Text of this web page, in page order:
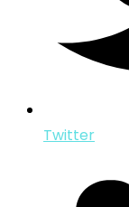
Twitter